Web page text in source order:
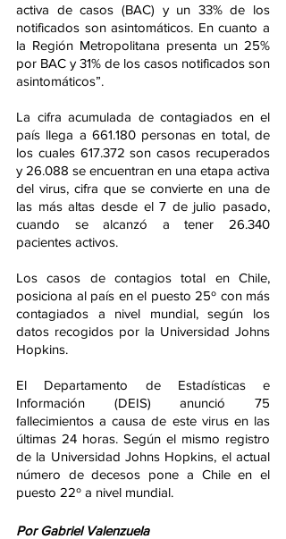
activa de casos (BAC) y un 33% de los
notificados son asintomáticos. En cuanto a
la Región Metropolitana presenta un 25%
por BAC y 31% de los casos notificados son
asintomáticos”.
La cifra acumulada de contagiados en el
país llega a 661.180 personas en total, de
los cuales 617.372 son casos recuperados
y 26.088 se encuentran en una etapa activa
del virus, cifra que se convierte en una de
las más altas desde el 7 de julio pasado,
cuando se alcanzó a tener 26.340
pacientes activos.
Los casos de contagios total en Chile,
posiciona al país en el puesto 25º con más
contagiados a nivel mundial, según los
datos recogidos por la Universidad Johns
Hopkins.
El Departamento de Estadísticas e
Información (DEIS) anunció 75
fallecimientos a causa de este virus en las
últimas 24 horas. Según el mismo registro
de la Universidad Johns Hopkins, el actual
número de decesos pone a Chile en el
puesto 22º a nivel mundial.
Por Gabriel Valenzuela